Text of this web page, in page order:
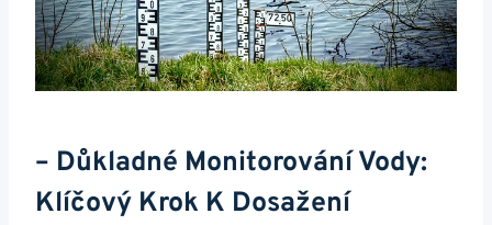
– Důkladné Monitorování Vody:
Klíčový Krok K Dosažení